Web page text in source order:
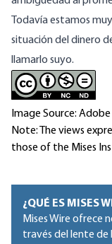
Todavía estamos
situación del dinero
llamarlo suyo.
Image Source:
Note: The views
those of the Mises
¿QUÉ ES MISES
Mises Wire ofrece
través del lente de